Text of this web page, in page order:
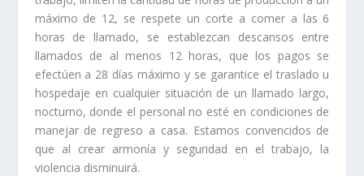
máximo de 12, se respete un corte a comer a las 6
horas de llamado, se establezcan descansos entre
llamados de al menos 12 horas, que los pagos se
efectúen a 28 días máximo y se garantice el traslado u
hospedaje en cualquier situación de un llamado largo,
nocturno, donde el personal no esté en condiciones de
manejar de regreso a casa. Estamos convencidos de
que al crear armonía y seguridad en el trabajo, la
violencia disminuirá.